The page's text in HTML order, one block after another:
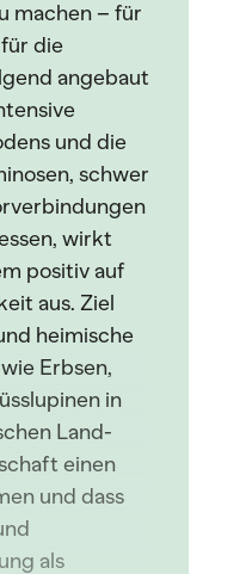
machen – für
die
angebaut
und die
schwer
wirkt
positiv auf
aus. Ziel
heimische
Erbsen,
in
Land-
einen
und dass
als